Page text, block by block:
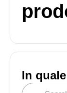
In